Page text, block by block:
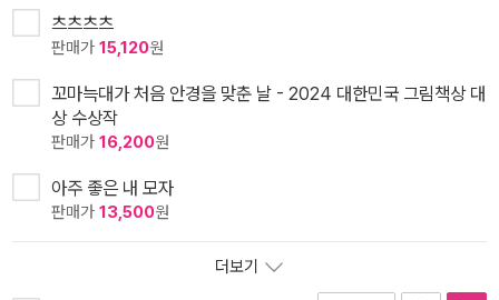
츠츠츠츠
판매가 15,120원
꼬마늑대가 처음 안경을 맞춘 날 - 2024 대한민국 그림책상 대
상 수상작
판매가 16,200원
아주 좋은 내 모자
판매가 13,500원
더보기